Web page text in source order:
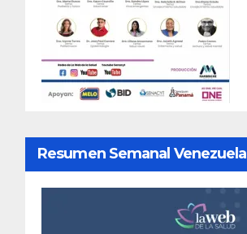
Resumen Semanal Venezuela